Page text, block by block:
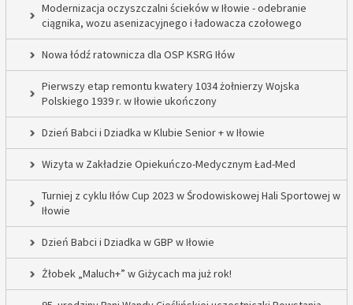
Modernizacja oczyszczalni ścieków w Iłowie - odebranie
ciągnika, wozu asenizacyjnego i ładowacza czołowego
Nowa łódź ratownicza dla OSP KSRG Iłów
Pierwszy etap remontu kwatery 1034 żołnierzy Wojska
Polskiego 1939 r. w Iłowie ukończony
Dzień Babci i Dziadka w Klubie Senior + w Iłowie
Wizyta w Zakładzie Opiekuńczo-Medycznym Ład-Med
Turniej z cyklu Iłów Cup 2023 w Środowiskowej Hali Sportowej w
Iłowie
Dzień Babci i Dziadka w GBP w Iłowie
Żłobek „Maluch+” w Giżycach ma już rok!